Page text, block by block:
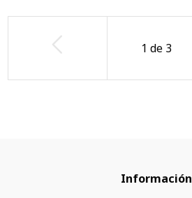
1 de 3
Información